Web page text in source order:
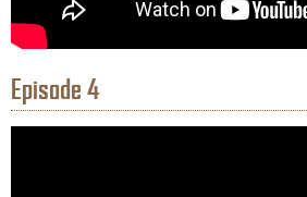
Episode 4